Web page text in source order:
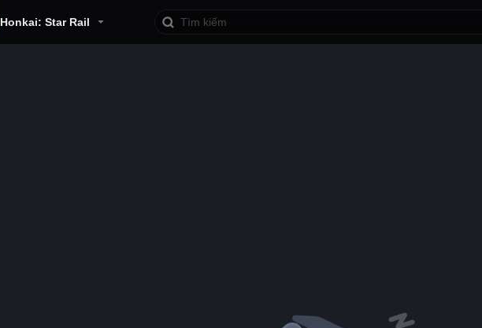
Honkai: Star Rail